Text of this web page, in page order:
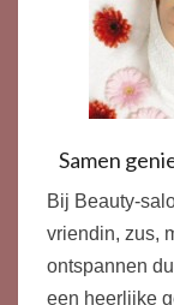
Samen
Bij Beauty-
vriendin, zus,
ontspannen
een heerlijke